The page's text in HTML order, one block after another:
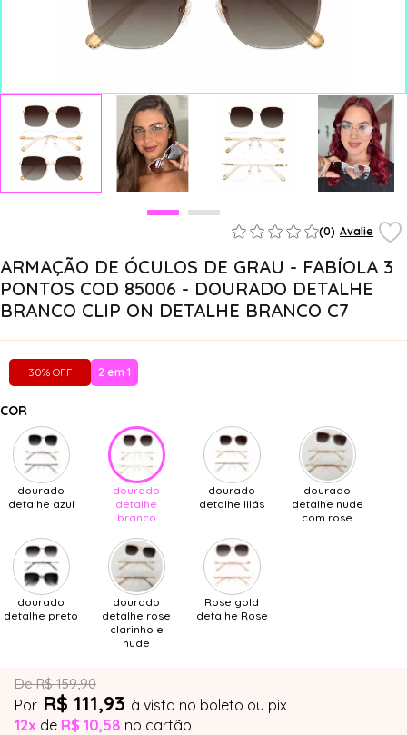
(0) Avalie
ARMAÇÃO DE ÓCULOS DE GRAU - FABÍOLA 3
PONTOS COD 85006 - DOURADO DETALHE
BRANCO CLIP ON DETALHE BRANCO C7
30% OFF 2 em 1
COR
dourado
detalhe azul
dourado
detalhe
branco
dourado
detalhe lilás
dourado
detalhe nude
com rose
dourado
detalhe preto
dourado
detalhe rose
clarinho e
nude
Rose gold
detalhe Rose
De R$ 159,90
Por R$ 111,93 à vista no boleto ou pix
12x de R$ 10,58 no cartão